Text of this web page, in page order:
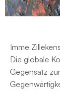
Imme
Die globale
Gegensatz